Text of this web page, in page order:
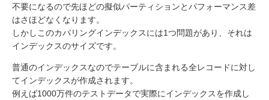
不要になるので先ほどの擬似パーティションとパフォーマンス差
はさほどなくなります。
しかしこのカバリングインデックスには1つ問題があり、それは
インデックスのサイズです。
普通のインデックスなのでテーブルに含まれる全レコードに対し
てインデックスが作成されます。
例えば1000万件のテストデータで実際にインデックスを作成し